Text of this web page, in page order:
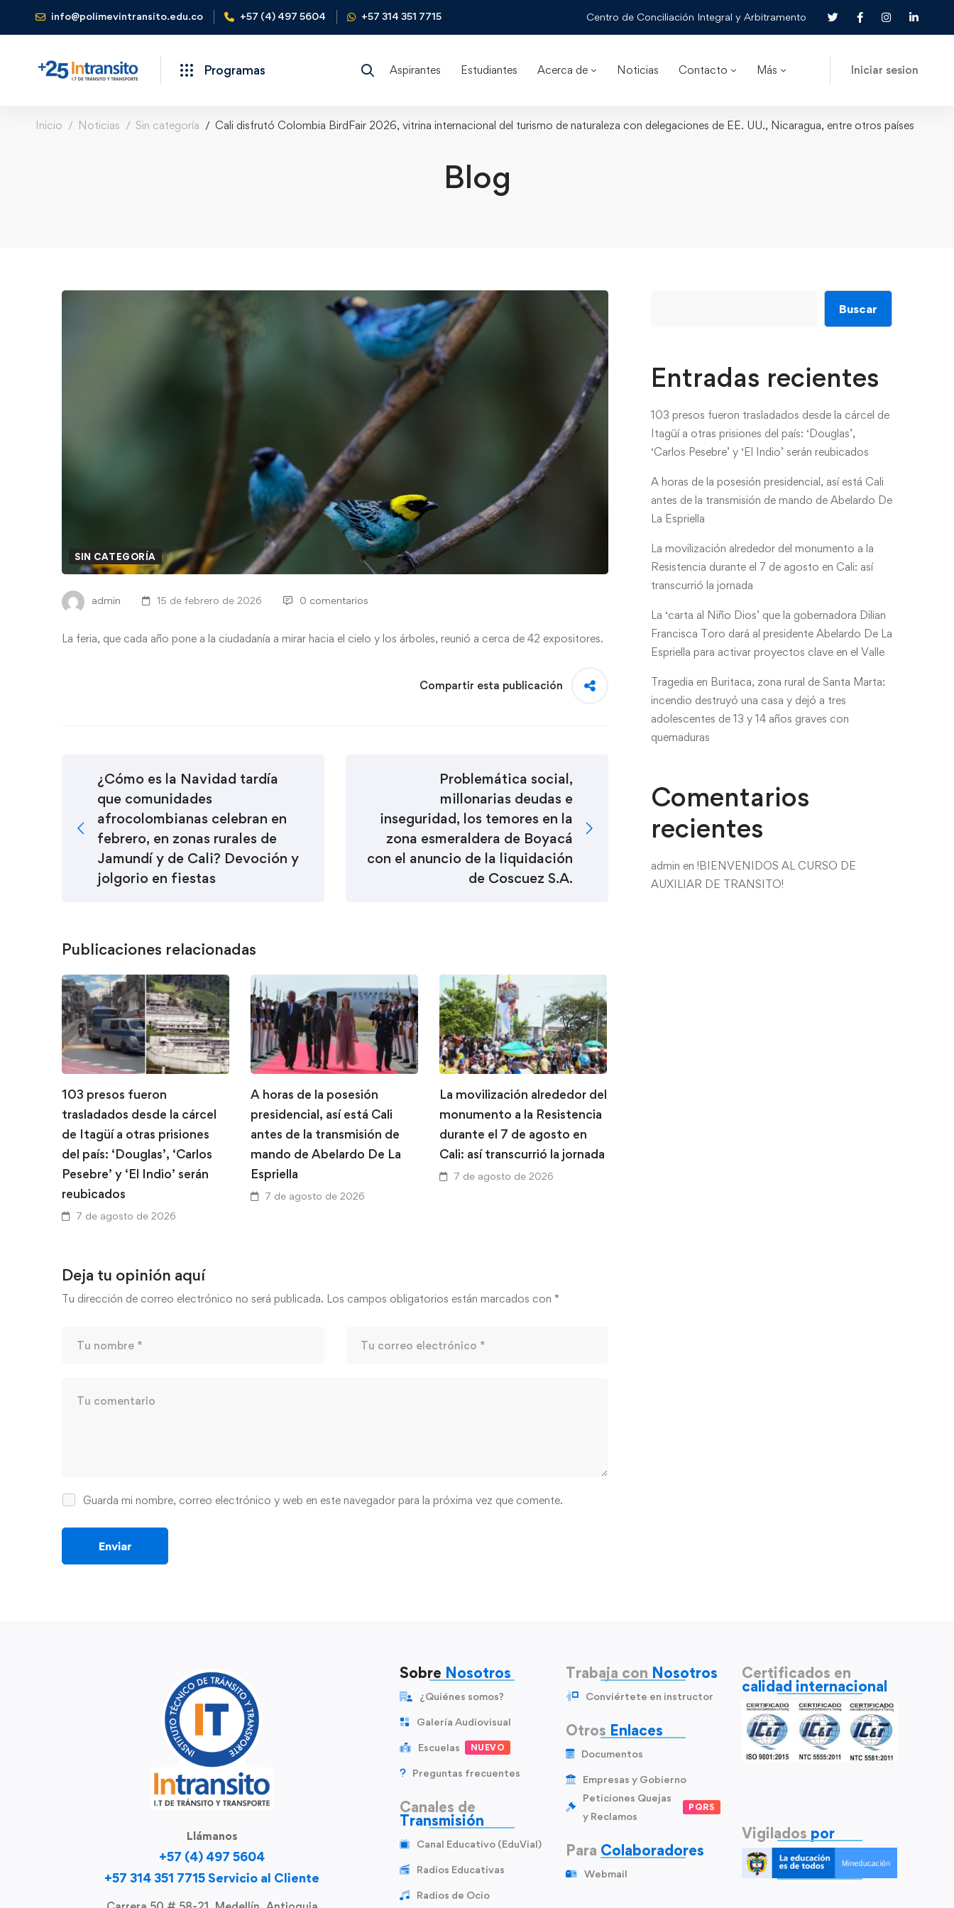
info@polimevintransito.edu.co +57 (4) 497 5604 +57 314 351 7715 Centro de Conciliación Integral y Arbitramento
Programas Aspirantes Estudiantes Acerca de Noticias Contacto Más Iniciar sesion
Inicio Noticias Sin categoría Cali disfrutó Colombia BirdFair 2026, vitrina internacional del turismo de naturaleza con delegaciones de EE. UU., Nicaragua, entre otros países
Blog
SIN CATEGORÍA
admin 15 de febrero de 2026 0 comentarios
La feria, que cada año pone a la ciudadanía a mirar hacia el cielo y los árboles, reunió a cerca de 42 expositores.
Compartir esta publicación
¿Cómo es la Navidad tardía
que comunidades
afrocolombianas celebran en
febrero, en zonas rurales de
Jamundí y de Cali? Devoción y
jolgorio en fiestas
Problemática social,
millonarias deudas e
inseguridad, los temores en la
zona esmeraldera de Boyacá
con el anuncio de la liquidación
de Coscuez S.A.
Publicaciones relacionadas
103 presos fueron
trasladados desde la cárcel
de Itagüí a otras prisiones
del país: ‘Douglas’, ‘Carlos
Pesebre’ y ‘El Indio’ serán
reubicados
7 de agosto de 2026
A horas de la posesión
presidencial, así está Cali
antes de la transmisión de
mando de Abelardo De La
Espriella
7 de agosto de 2026
La movilización alrededor del
monumento a la Resistencia
durante el 7 de agosto en
Cali: así transcurrió la jornada
7 de agosto de 2026
Deja tu opinión aquí
Tu dirección de correo electrónico no será publicada. Los campos obligatorios están marcados con *
Guarda mi nombre, correo electrónico y web en este navegador para la próxima vez que comente.
Buscar
Entradas recientes
103 presos fueron trasladados desde la cárcel de
Itagüí a otras prisiones del país: ‘Douglas’,
‘Carlos Pesebre’ y ‘El Indio’ serán reubicados
A horas de la posesión presidencial, así está Cali
antes de la transmisión de mando de Abelardo De
La Espriella
La movilización alrededor del monumento a la
Resistencia durante el 7 de agosto en Cali: así
transcurrió la jornada
La ‘carta al Niño Dios’ que la gobernadora Dilian
Francisca Toro dará al presidente Abelardo De La
Espriella para activar proyectos clave en el Valle
Tragedia en Buritaca, zona rural de Santa Marta:
incendio destruyó una casa y dejó a tres
adolescentes de 13 y 14 años graves con
quemaduras
Comentarios
recientes
admin en !BIENVENIDOS AL CURSO DE
AUXILIAR DE TRANSITO!
Llámanos
+57 (4) 497 5604
+57 314 351 7715 Servicio al Cliente
Sobre Nosotros
¿Quiénes somos?
Galería Audiovisual
Escuelas NUEVO
Preguntas frecuentes
Canales de
Transmisión
Canal Educativo (EduVial)
Radios Educativas
Radios de Ocio
Trabaja con Nosotros
Conviértete en instructor
Otros Enlaces
Documentos
Empresas y Gobierno
Peticiones Quejas
y Reclamos
PQRS
Para Colaboradores
Webmail
Certificados en
calidad internacional
Vigilados por